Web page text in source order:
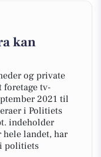
kan
og private
tv-
2021 til
i Politiets
indeholder
landet, har
politiets